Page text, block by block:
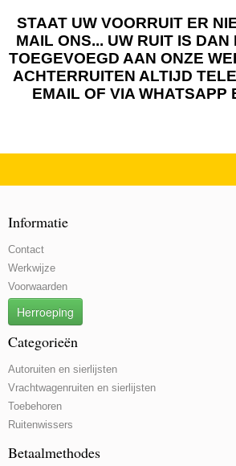
STAAT UW VOORRUIT ER
MAIL ONS... UW RUIT IS DAN
TOEGEVOEGD AAN ONZE
ACHTERRUITEN ALTIJD
EMAIL OF VIA WHATSAPP
Informatie
Contact
Werkwijze
Voorwaarden
Herroeping
Categorieën
Autoruiten en sierlijsten
Vrachtwagenruiten en sierlijsten
Toebehoren
Ruitenwissers
Betaalmethodes